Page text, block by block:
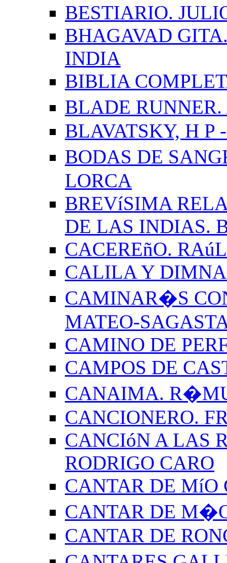
BESTIARIO.
BHAGAVAD
INDIA
BIBLIA
BLADE
BLAVATSKY, H P
BODAS DE
LORCA
BREVíSIMA
DE LAS INDIAS.
CACEREñO.
CALILA Y
CAMINAR�S
MATEO-
CAMINO DE
CAMPOS DE
CANAIMA.
CANCIONERO.
CANCIóN A LAS
RODRIGO CARO
CANTAR DE MíO
CANTAR DE
CANTAR DE